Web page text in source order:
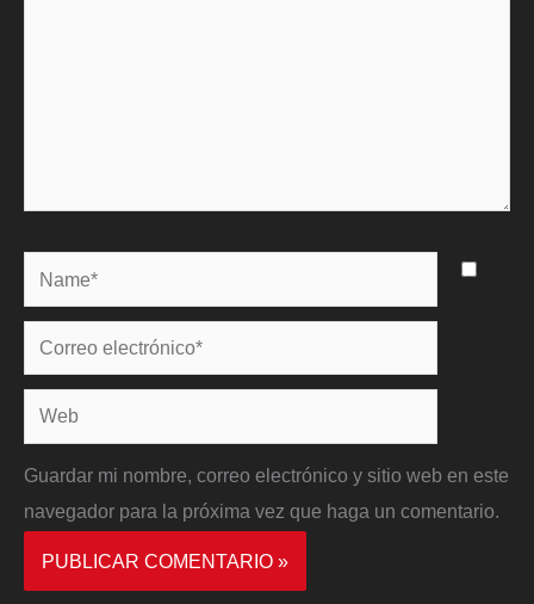
Name*
Correo
electrónico*
Web
Guardar mi nombre, correo electrónico y sitio web en este
navegador para la próxima vez que haga un comentario.